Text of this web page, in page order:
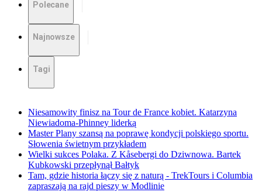
Polecane
Najnowsze
Tagi
Niesamowity finisz na Tour de France kobiet. Katarzyna
Niewiadoma-Phinney liderką
Master Plany szansą na poprawę kondycji polskiego sportu.
Słowenia świetnym przykładem
Wielki sukces Polaka. Z Kåsebergi do Dziwnowa. Bartek
Kubkowski przepłynął Bałtyk
Tam, gdzie historia łączy się z naturą - TrekTours i Columbia
zapraszają na rajd pieszy w Modlinie